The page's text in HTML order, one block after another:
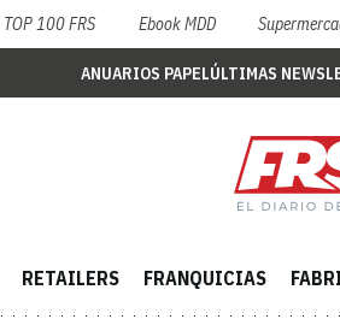
TOP 100 FRS Ebook MDD
ANUARIOS PAPELÚLTIMAS
RETAILERS FRANQUICIAS